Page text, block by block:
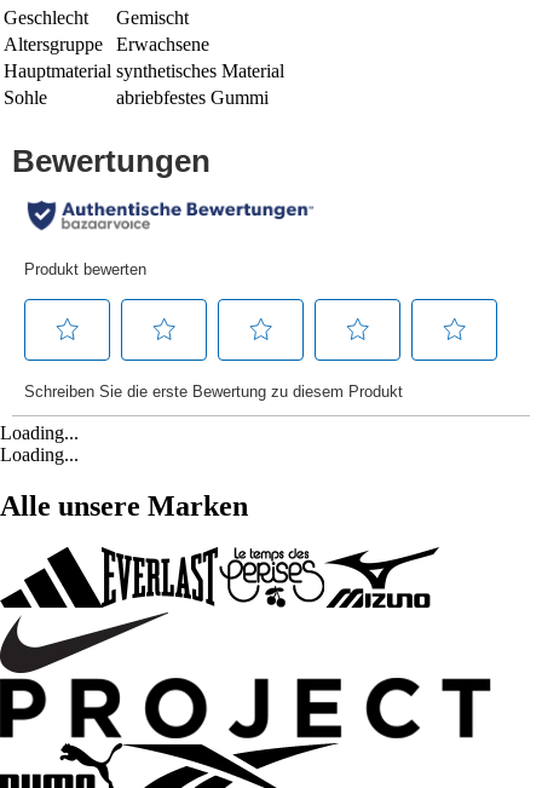
Geschlecht
Gemischt
Altersgruppe
Erwachsene
Hauptmaterial synthetisches Material
Sohle
abriebfestes Gummi
Loading...
Loading...
Alle unsere Marken